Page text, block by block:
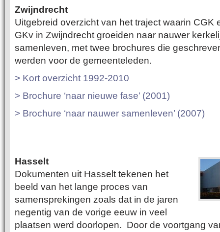
Zwijndrecht
Uitgebreid overzicht van het traject waarin CGK
GKv in Zwijndrecht groeiden naar nauwer
samenleven, met twee brochures die
werden voor de gemeenteleden.
> Kort overzicht 1992-2010
> Brochure ‘naar nieuwe fase’ (2001)
> Brochure ‘naar nauwer samenleven’ (2007)
Hasselt
Dokumenten uit Hasselt tekenen het
beeld van het lange proces van
samensprekingen zoals dat in de jaren
negentig van de vorige eeuw in veel
plaatsen werd doorlopen. Door de voortgang